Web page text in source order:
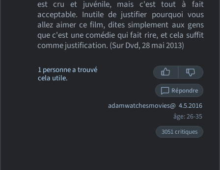
est cru et juvénile, mais c'est tout à fait
acceptable. Inutile de justifier pourquoi vous
allez aimer ce film, dites simplement aux gens
que c'est une comédie qui fait rire, et cela suffit
comme justification. (Sur Dvd, 28 mai 2013)
1 personne a trouvé
cela utile.
Répondre
adamwatchesmovies@ 4.5.2016
âge: 26-35
3051 critiques